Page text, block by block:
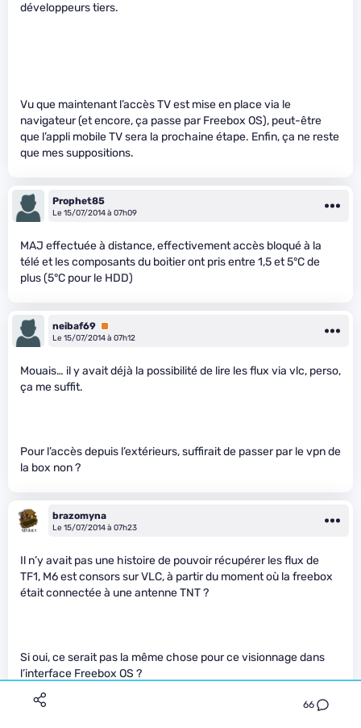
66
développeurs tiers.
Vu que maintenant l’accès TV est mise en place via le
navigateur (et encore, ça passe par Freebox OS), peut-être
que l’appli mobile TV sera la prochaine étape. Enfin, ça ne reste
que mes suppositions.
Prophet85
Le 15/07/2014 à 07h09
MAJ effectuée à distance, effectivement accès bloqué à la
télé et les composants du boitier ont pris entre 1,5 et 5°C de
plus (5°C pour le HDD)
neibaf69 Premium
Le 15/07/2014 à 07h12
Mouais… il y avait déjà la possibilité de lire les flux via vlc, perso,
ça me suffit.
Pour l’accès depuis l’extérieurs, suffirait de passer par le vpn de
la box non ?
brazomyna
Le 15/07/2014 à 07h23
Il n’y avait pas une histoire de pouvoir récupérer les flux de
TF1, M6 est consors sur VLC, à partir du moment où la freebox
était connectée à une antenne TNT ?
Si oui, ce serait pas la même chose pour ce visionnage dans
l’interface Freebox OS ?